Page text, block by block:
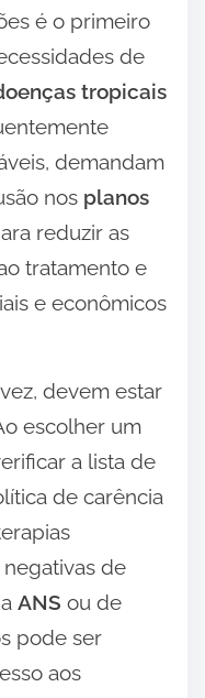
é o primeiro
de
tropicais
demandam
nos planos
reduzir as
tratamento e
e econômicos
devem estar
escolher um
a lista de
de carência
de
ANS ou de
pode ser
aos